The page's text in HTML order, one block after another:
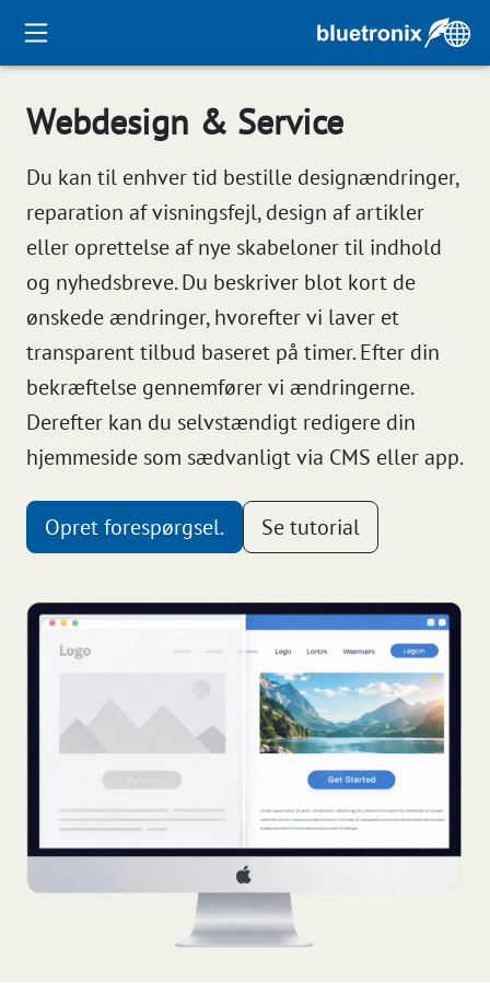
Webdesign & Service
Du kan til enhver tid bestille designændringer,
reparation af visningsfejl, design af artikler
eller oprettelse af nye skabeloner til indhold
og nyhedsbreve. Du beskriver blot kort de
ønskede ændringer, hvorefter vi laver et
transparent tilbud baseret på timer. Efter din
bekræftelse gennemfører vi ændringerne.
Derefter kan du selvstændigt redigere din
hjemmeside som sædvanligt via CMS eller app.
Opret forespørgsel. Se tutorial